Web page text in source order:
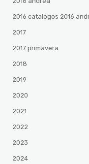
2016 catalogos 2016
2017
2017 primavera
2018
2019
2020
2021
2022
2023
2024